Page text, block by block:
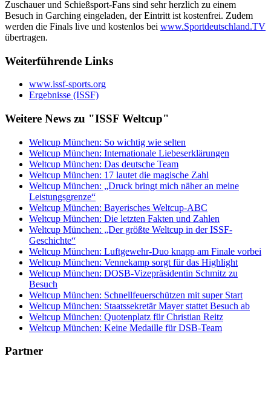
Zuschauer und Schießsport-Fans sind sehr herzlich zu einem
Besuch in Garching eingeladen, der Eintritt ist kostenfrei. Zudem
werden die Finals live und kostenlos bei www.Sportdeutschland.TV
übertragen.
Weiterführende Links
www.issf-sports.org
Ergebnisse (ISSF)
Weitere News zu "ISSF Weltcup"
Weltcup München: So wichtig wie selten
Weltcup München: Internationale Liebeserklärungen
Weltcup München: Das deutsche Team
Weltcup München: 17 lautet die magische Zahl
Weltcup München: „Druck bringt mich näher an meine
Leistungsgrenze“
Weltcup München: Bayerisches Weltcup-ABC
Weltcup München: Die letzten Fakten und Zahlen
Weltcup München: „Der größte Weltcup in der ISSF-
Geschichte“
Weltcup München: Luftgewehr-Duo knapp am Finale vorbei
Weltcup München: Vennekamp sorgt für das Highlight
Weltcup München: DOSB-Vizepräsidentin Schmitz zu
Besuch
Weltcup München: Schnellfeuerschützen mit super Start
Weltcup München: Staatssekretär Mayer stattet Besuch ab
Weltcup München: Quotenplatz für Christian Reitz
Weltcup München: Keine Medaille für DSB-Team
Partner